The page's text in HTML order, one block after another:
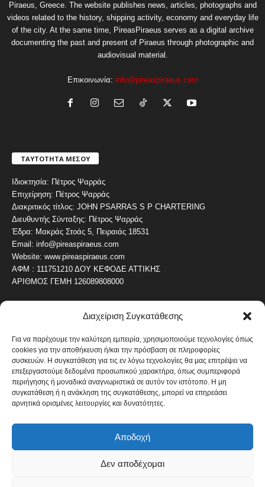
Διαχείριση Συγκατάθεσης
Για να παρέχουμε την καλύτερη εμπειρία, χρησιμοποιούμε τεχνολογίες όπως
cookies για την αποθήκευση ή/και την πρόσβαση σε πληροφορίες
συσκευών. Η συγκατάθεση για τις εν λόγω τεχνολογίες θα μας επιτρέψει να
επεξεργαστούμε δεδομένα προσωπικού χαρακτήρα, όπως συμπεριφορά
περιήγησης ή μοναδικά αναγνωριστικά σε αυτόν τον ιστότοπο. Η μη
συγκατάθεση ή η ανάκληση της συγκατάθεσης, μπορεί να επηρεάσει
αρνητικά ορισμένες λειτουργίες και δυνατότητες.
Αποδοχή
Δεν αποδέχομαι
Piraeus, Greece. The website publishes news, articles, photographs and
videos related to the history, shipping activity, economy and everyday life
of the city. At the same time, PireasPiraeus serves as a digital archive
documenting the past and present of Piraeus through photographic and
audiovisual material.
Επικοινωνία: info@pireaspiraeus.com
ΤΑΥΤΟΤΗΤΑ ΜΕΣΟΥ
Ιδιοκτησία: Πέτρος Ψαρράς
Επιχείρηση: Πέτρος Ψαρράς
Διακριτικός τίτλος: JOHN PSARRAS S P CHARTERING
Διευθυντής Σύνταξης: Πέτρος Ψαρράς
Έδρα: Μακράς Στοάς 5, Πειραιάς 18531
Email: info@pireaspiraeus.com
Website: www.pireaspiraeus.com
ΑΦΜ : 111751210 ΔΟΥ ΚΕΦΟΔΕ ΑΤΤΙΚΗΣ
ΑΡΙΘΜΟΣ ΓΕΜΗ 126089808000
ΔΗΜΟΦΙΛΗ ΚΑΤΗΓΟΡΙΑ
ΝΕΑ ΤΟΥ ΠΕΙΡΑΙΑ 4486
ΟΛΥΜΠΙΑΚΟΣ
ΑΛΛΑ ΚΟΙΝΩΝΙΚΑ
ΕΙΔΗΣΕΙΣ ΝΑΥΤΙΛΙΑ
ΟΙΚΟΝΟΜΙΚΑ
ΚΑΛΛΙΤΕΧΝΙΚΑ 822